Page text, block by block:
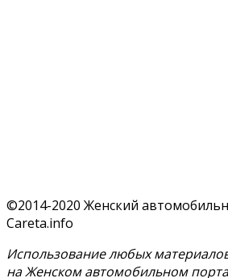
©2014-2020 Женский
Careta.info
Использование любых
на Женском автомобильном